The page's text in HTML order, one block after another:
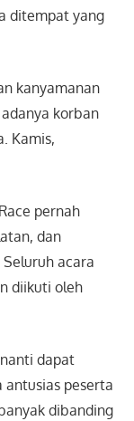
ditempat yang
kanyamanan
korban
Kamis,
pernah
dan
acara
diikuti oleh
dapat
antusias peserta
dibanding